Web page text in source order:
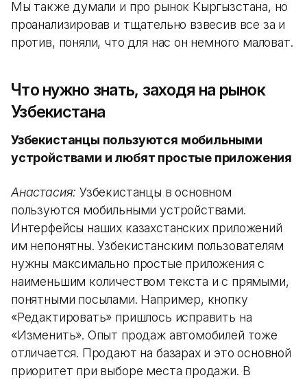
Мы также думали и про рынок Кыргызстана, но
проанализировав и тщательно взвесив все за и
против, поняли, что для нас он немного маловат.
Что нужно знать, заходя на рынок
Узбекистана
Узбекистанцы пользуются мобильными
устройствами и любят простые приложения
Анастасия: Узбекистанцы в основном
пользуются мобильными устройствами.
Интерфейсы наших казахстанских приложений
им непонятны. Узбекистанским пользователям
нужны максимально простые приложения с
наименьшим количеством текста и с прямыми,
понятными посылами. Например, кнопку
«Редактировать» пришлось исправить на
«Изменить». Опыт продаж автомобилей тоже
отличается. Продают на базарах и это основной
приоритет при выборе места продажи. В